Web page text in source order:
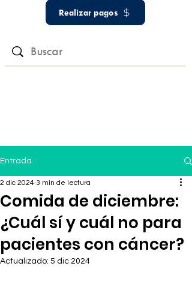
Realizar pagos
Entrada
Comida de diciembre:
¿Cuál sí y cuál no para
pacientes con cáncer?
2 dic 2024 3 min de lectura
Actualizado: 5 dic 2024